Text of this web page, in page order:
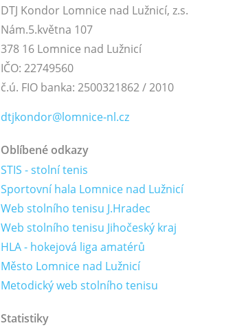
DTJ Kondor Lomnice nad Lužnicí, z.s.
Nám.5.května 107
378 16 Lomnice nad Lužnicí
IČO: 22749560
č.ú. FIO banka: 2500321862 / 2010
dtjkondor@lomnice-nl.cz
Oblíbené odkazy
STIS - stolní tenis
Sportovní hala Lomnice nad Lužnicí
Web stolního tenisu J.Hradec
Web stolního tenisu Jihočeský kraj
HLA - hokejová liga amatérů
Město Lomnice nad Lužnicí
Metodický web stolního tenisu
Statistiky